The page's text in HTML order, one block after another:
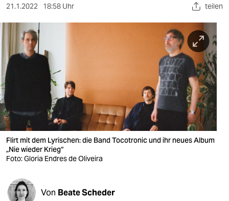
sport
berlin
wahrheit
verlag
verlag
shop
21.1.2022 18:58 Uhr teilen
Flirt mit dem Lyrischen: die Band Tocotronic und ihr neues Album
„Nie wieder Krieg“
Foto: Gloria Endres de Oliveira
Von Beate Scheder